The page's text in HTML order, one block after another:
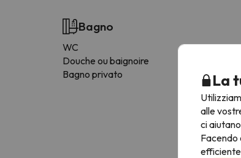
Bagno
WC
Douche ou baignoire
Bagno privato
La
alle
ci
Facendo